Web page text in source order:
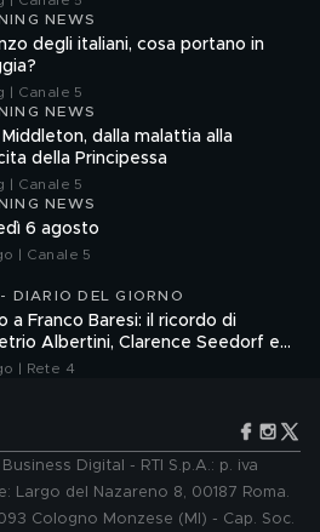
NEWS
degli italiani, cosa portano in
| Canale 5
NEWS
Middleton, dalla malattia alla
della Principessa
| Canale 5
NEWS
6 agosto
| Canale 5
DIARIO DEL GIORNO
a Franco Baresi: il ricordo di
Albertini, Clarence Seedorf e
Galli
| Rete 4
Digital - RTI S.p.A.: p. iva
Largo del Nazareno 8, 00187 Roma.
Cologno Monzese (MI) - Cap. Soc.